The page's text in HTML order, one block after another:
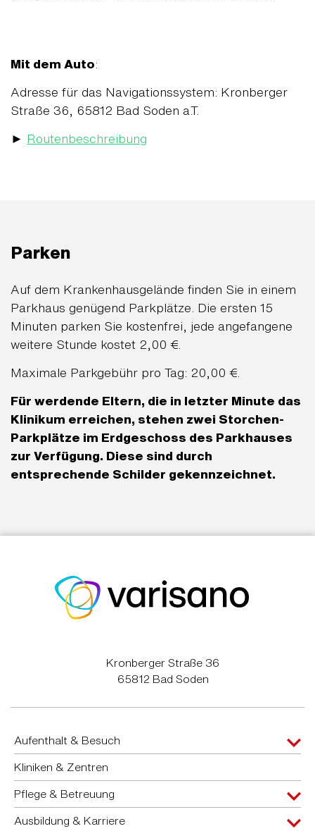
Mit dem Auto:
Adresse für das Navigationssystem: Kronberger
Straße 36, 65812 Bad Soden a.T.
► Routenbeschreibung
Parken
Auf dem Krankenhausgelände finden Sie in einem
Parkhaus genügend Parkplätze. Die ersten 15
Minuten parken Sie kostenfrei, jede angefangene
weitere Stunde kostet 2,00 €.
Maximale Parkgebühr pro Tag: 20,00 €.
Für werdende Eltern, die in letzter Minute das
Klinikum erreichen, stehen zwei Storchen-
Parkplätze im Erdgeschoss des Parkhauses
zur Verfügung. Diese sind durch
entsprechende Schilder gekennzeichnet.
Kronberger Straße 36
65812 Bad Soden
Aufenthalt & Besuch
Kliniken & Zentren
Pflege & Betreuung
Ausbildung & Karriere